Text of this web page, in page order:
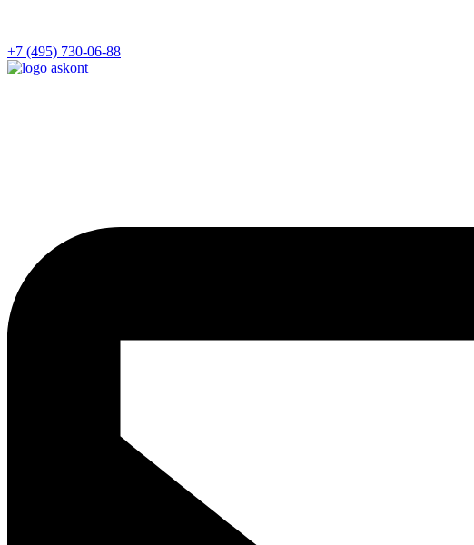
+7 (495) 730-06-88